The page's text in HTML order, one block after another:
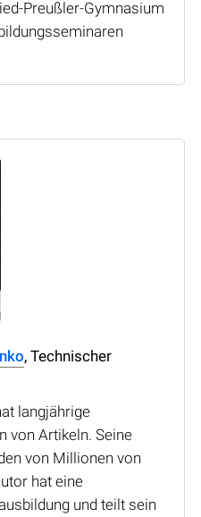
Preußler-Gymnasium
, Technischer
langjährige
von Artikeln. Seine
von Millionen von
hat eine
und teilt sein